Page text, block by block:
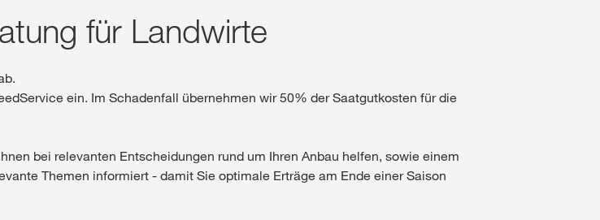
Freiburg (Fribourg)
DIESMAL NICHT WECHSELN
für Landwirte
ein. Im Schadenfall übernehmen wir 50% der Saatgutkosten für die
bei relevanten Entscheidungen rund um Ihren Anbau helfen, sowie einem
Themen informiert - damit Sie optimale Erträge am Ende einer Saison